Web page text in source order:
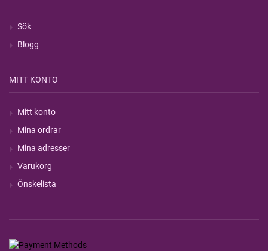
Sök
Blogg
MITT KONTO
Mitt konto
Mina ordrar
Mina adresser
Varukorg
Önskelista